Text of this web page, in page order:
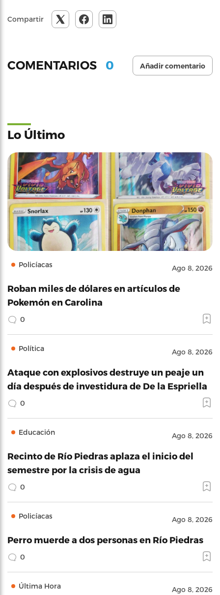
Compartir
COMENTARIOS 0 Añadir comentario
Lo Último
Policíacas Ago 8, 2026
Roban miles de dólares en artículos de
Pokemón en Carolina
0
Política Ago 8, 2026
Ataque con explosivos destruye un peaje un
día después de investidura de De la Espriella
0
Educación Ago 8, 2026
Recinto de Río Piedras aplaza el inicio del
semestre por la crisis de agua
0
Policíacas Ago 8, 2026
Perro muerde a dos personas en Río Piedras
0
Última Hora Ago 8, 2026